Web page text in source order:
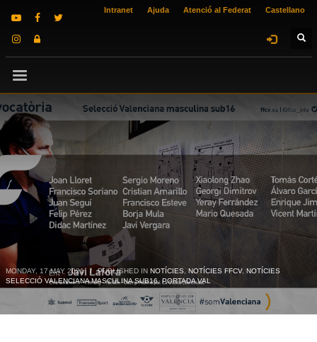
Intranet Ajuda Atenció al Federat Castellano
MONDAY, 17 MAY 2021 / PUBLISHED IN NOTÍCIES NOTÍCIES FFCV, NOTÍCIES
SELECCIÓ VALENCIANA MASCULINA SUB16, PORTADA VAL